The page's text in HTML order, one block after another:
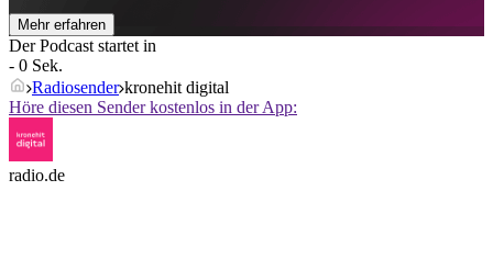
Mehr erfahren
Der Podcast startet in
- 0 Sek.
Radiosender kronehit digital
Höre diesen Sender kostenlos in der App:
radio.de